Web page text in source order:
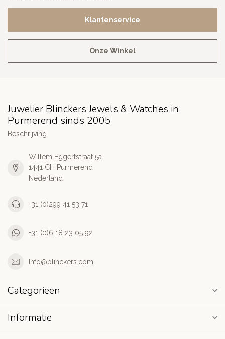
Klantenservice
Onze Winkel
Juwelier Blinckers Jewels & Watches in
Purmerend sinds 2005
Beschrijving
Willem Eggertstraat 5a
1441 CH Purmerend
Nederland
+31 (0)299 41 53 71
+31 (0)6 18 23 05 92
Info@blinckers.com
Categorieën
Informatie